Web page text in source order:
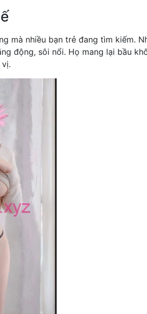
mà nhiều bạn trẻ đang tìm kiếm.
động, sôi nổi. Họ mang lại bầu